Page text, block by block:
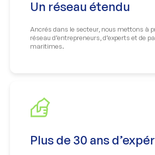
Un réseau étendu
Ancrés dans le secteur, nous mettons à
réseau d’entrepreneurs, d’experts et de
maritimes.
Plus de 30 ans